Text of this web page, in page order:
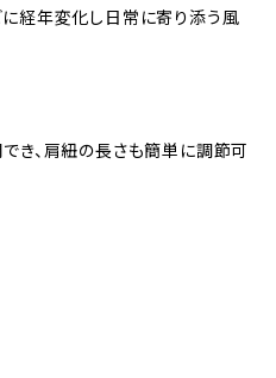
経年変化し日常に寄り添う風
き、肩紐の長さも簡単に調節可